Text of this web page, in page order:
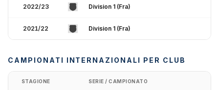
2022/23 Division 1 (Fra)
2021/22 Division 1 (Fra)
CAMPIONATI INTERNAZIONALI PER CLUB
STAGIONE SERIE / CAMPIONATO